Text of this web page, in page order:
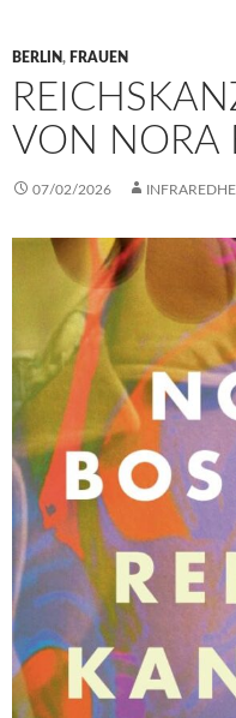
BERLIN, FRAUEN
VON NORA
07/02/2026